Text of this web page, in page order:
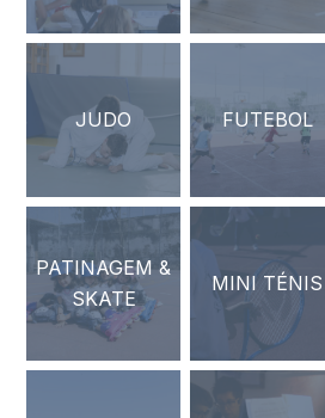
JUDO FUTEBOL
PATINAGEM &
SKATE
MINI TÉNIS